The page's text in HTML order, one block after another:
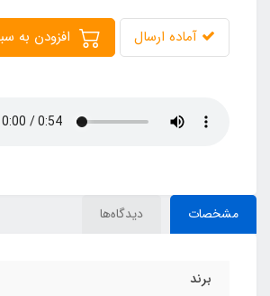
آماده ارسال
مشخصات دیدگاه‌ها
برند